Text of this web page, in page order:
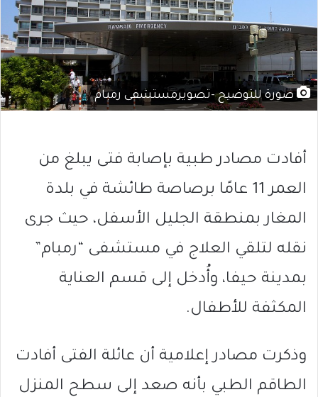
صورة للتوضيح -تصويرمستشفى رمبام
أفادت مصادر طبية بإصابة فتى يبلغ من
العمر 11 عامًا برصاصة طائشة في بلدة
المغار بمنطقة الجليل الأسفل، حيث جرى
نقله لتلقي العلاج في مستشفى “رمبام”
بمدينة حيفا، وأُدخل إلى قسم العناية
المكثفة للأطفال.
وذكرت مصادر إعلامية أن عائلة الفتى أفادت
الطاقم الطبي بأنه صعد إلى سطح المنزل